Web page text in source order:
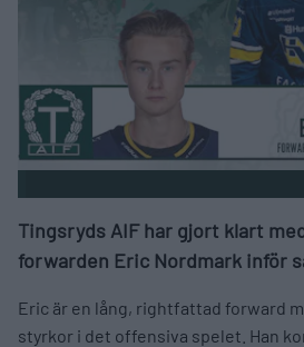
Tingsryds AIF har gjort klart
forwarden Eric Nordmark inför
Eric är en lång, rightfattad forward
styrkor i det offensiva spelet. Han